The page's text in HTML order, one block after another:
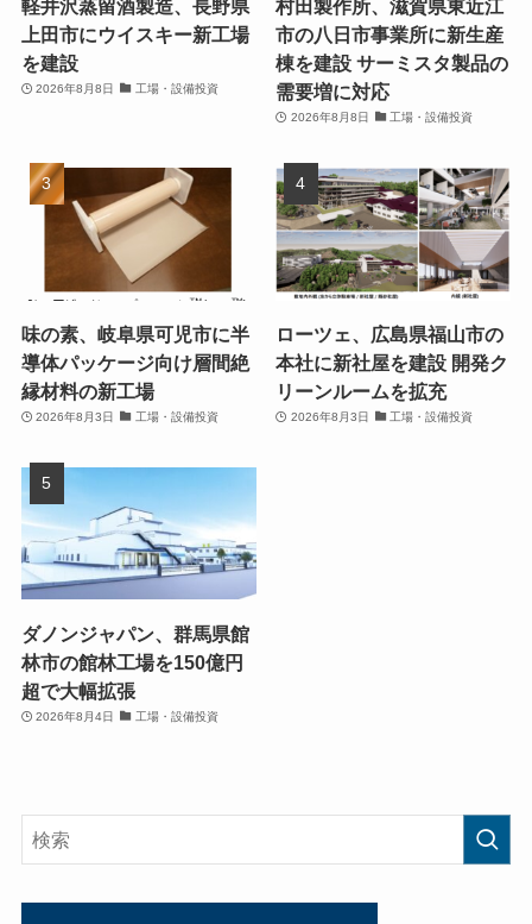
軽井沢蒸留酒製造、長野県
上田市にウイスキー新工場
を建設
2026年8月8日 工場・設備投資
村田製作所、滋賀県東近江
市の八日市事業所に新生産
棟を建設 サーミスタ製品の
需要増に対応
2026年8月8日 工場・設備投資
味の素、岐阜県可児市に半
導体パッケージ向け層間絶
縁材料の新工場
2026年8月3日 工場・設備投資
ローツェ、広島県福山市の
本社に新社屋を建設 開発ク
リーンルームを拡充
2026年8月3日 工場・設備投資
ダノンジャパン、群馬県館
林市の館林工場を150億円
超で大幅拡張
2026年8月4日 工場・設備投資